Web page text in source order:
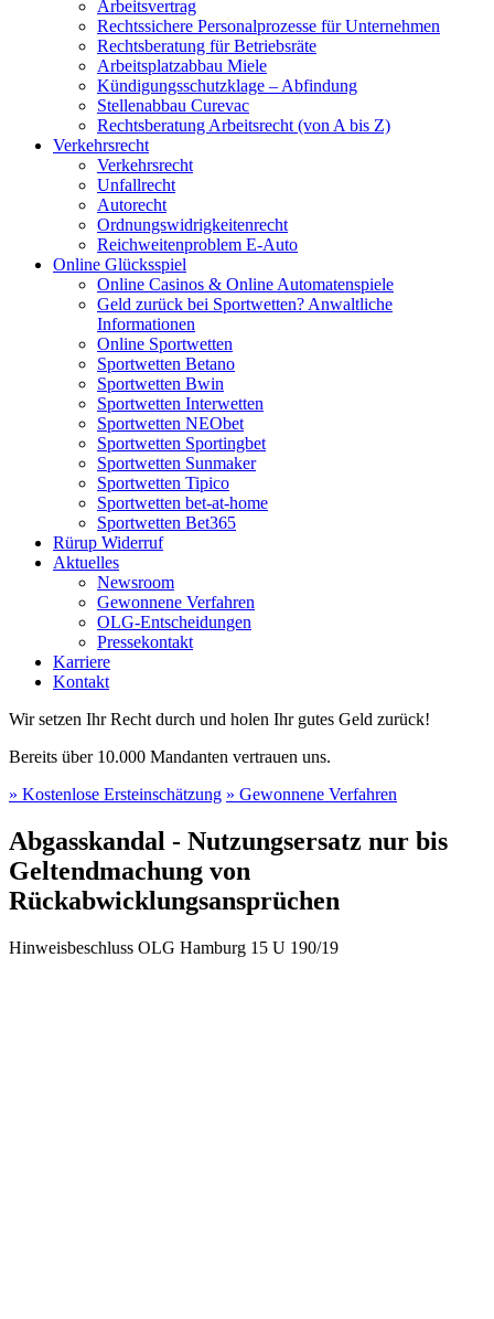
Arbeitsvertrag
Rechtssichere Personalprozesse für Unternehmen
Rechtsberatung für Betriebsräte
Arbeitsplatzabbau Miele
Kündigungsschutzklage – Abfindung
Stellenabbau Curevac
Rechtsberatung Arbeitsrecht (von A bis Z)
Verkehrsrecht
Verkehrsrecht
Unfallrecht
Autorecht
Ordnungswidrigkeitenrecht
Reichweitenproblem E-Auto
Online Glücksspiel
Online Casinos & Online Automatenspiele
Geld zurück bei Sportwetten? Anwaltliche
Informationen
Online Sportwetten
Sportwetten Betano
Sportwetten Bwin
Sportwetten Interwetten
Sportwetten NEObet
Sportwetten Sportingbet
Sportwetten Sunmaker
Sportwetten Tipico
Sportwetten bet-at-home
Sportwetten Bet365
Rürup Widerruf
Aktuelles
Newsroom
Gewonnene Verfahren
OLG-Entscheidungen
Pressekontakt
Karriere
Kontakt
Wir setzen Ihr Recht durch und holen Ihr gutes Geld zurück!
Bereits über 10.000 Mandanten vertrauen uns.
» Kostenlose Ersteinschätzung » Gewonnene Verfahren
Abgasskandal - Nutzungsersatz nur bis
Geltendmachung von
Rückabwicklungsansprüchen
Hinweisbeschluss OLG Hamburg 15 U 190/19